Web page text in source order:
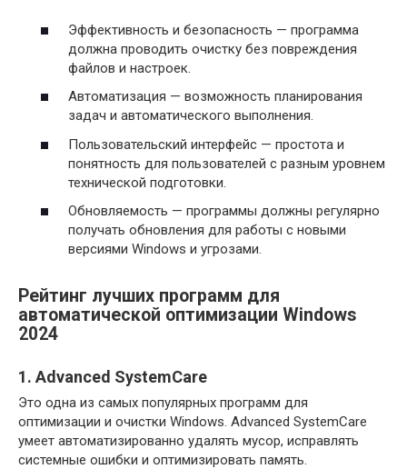
Эффективность и безопасность — программа
должна проводить очистку без повреждения
файлов и настроек.
Автоматизация — возможность планирования
задач и автоматического выполнения.
Пользовательский интерфейс — простота и
понятность для пользователей с разным уровнем
технической подготовки.
Обновляемость — программы должны регулярно
получать обновления для работы с новыми
версиями Windows и угрозами.
Рейтинг лучших программ для
автоматической оптимизации Windows
2024
1. Advanced SystemCare
Это одна из самых популярных программ для
оптимизации и очистки Windows. Advanced SystemCare
умеет автоматизированно удалять мусор, исправлять
системные ошибки и оптимизировать память.